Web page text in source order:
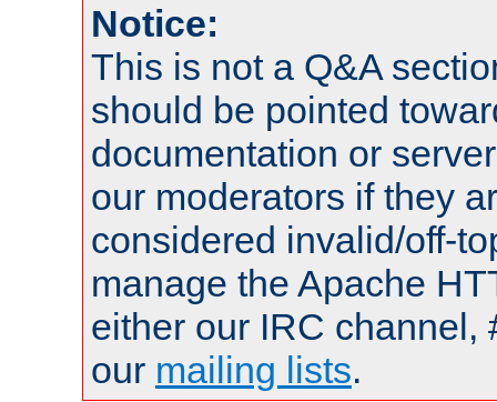
Notice:
This is not a Q&A
should be pointed
documentation or
our moderators if they
considered invalid/off-
manage the Apache
either our IRC channel,
our mailing lists.